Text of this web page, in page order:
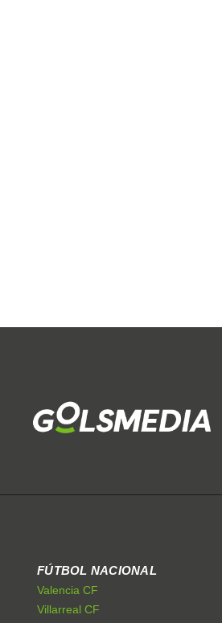
FÚTBOL NACIONAL
Valencia CF
Villarreal CF